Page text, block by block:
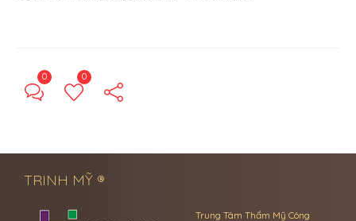
0 0
TRINH MỸ ®
Trung Tâm Thẩm Mỹ Công